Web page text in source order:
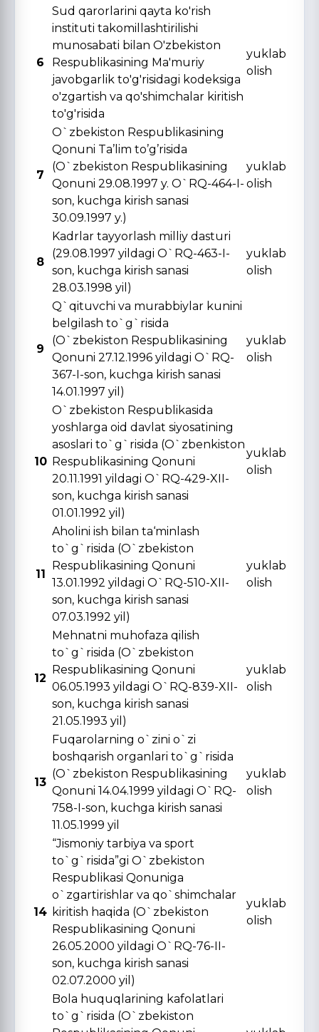
6
Sud qarorlarini qayta ko'rish
instituti takomillashtirilishi
munosabati bilan O'zbekiston
Respublikasining Ma'muriy
javobgarlik to'g'risidagi kodeksiga
o'zgartish va qo'shimchalar kiritish
to'g'risida
yuklab
olish
7
O`zbekiston Respublikasining
Qonuni Ta’lim to’g’risida
(O`zbekiston Respublikasining
Qonuni 29.08.1997 y. O`RQ-464-I-
son, kuchga kirish sanasi
30.09.1997 y.)
yuklab
olish
8
Kadrlar tayyorlash milliy dasturi
(29.08.1997 yildagi O`RQ-463-I-
son, kuchga kirish sanasi
28.03.1998 yil)
yuklab
olish
9
Q`qituvchi va murabbiylar kunini
belgilash to`g`risida
(O`zbekiston Respublikasining
Qonuni 27.12.1996 yildagi O`RQ-
367-I-son, kuchga kirish sanasi
14.01.1997 yil)
yuklab
olish
10
O`zbekiston Respublikasida
yoshlarga oid davlat siyosatining
asoslari to`g`risida (O`zbenkiston
Respublikasining Qonuni
20.11.1991 yildagi O`RQ-429-XII-
son, kuchga kirish sanasi
01.01.1992 yil)
yuklab
olish
11
Aholini ish bilan ta‘minlash
to`g`risida (O`zbekiston
Respublikasining Qonuni
13.01.1992 yildagi O`RQ-510-XII-
son, kuchga kirish sanasi
07.03.1992 yil)
yuklab
olish
12
Mehnatni muhofaza qilish
to`g`risida (O`zbekiston
Respublikasining Qonuni
06.05.1993 yildagi O`RQ-839-XII-
son, kuchga kirish sanasi
21.05.1993 yil)
yuklab
olish
13
Fuqarolarning o`zini o`zi
boshqarish organlari to`g`risida
(O`zbekiston Respublikasining
Qonuni 14.04.1999 yildagi O`RQ-
758-I-son, kuchga kirish sanasi
11.05.1999 yil
yuklab
olish
14
“Jismoniy tarbiya va sport
to`g`risida”gi O`zbekiston
Respublikasi Qonuniga
o`zgartirishlar va qo`shimchalar
kiritish haqida (O`zbekiston
Respublikasining Qonuni
26.05.2000 yildagi O`RQ-76-II-
son, kuchga kirish sanasi
02.07.2000 yil)
yuklab
olish
Bola huquqlarining kafolatlari
to`g`risida (O`zbekiston